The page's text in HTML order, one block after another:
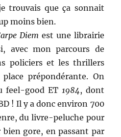
trouvais que ça sonnait
moins bien.
Diem est une librairie
avec mon parcours de
policiers et les thrillers
prépondérante. On
feel-good ET 1984, dont
! Il y a donc environ 700
du livre-peluche pour
gore, en passant par